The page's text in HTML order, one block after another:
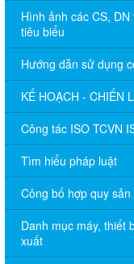
Hình ảnh các CS,
tiêu biểu
Hướng dẫn sử dụng
KẾ HOẠCH - CHIẾN
Công tác ISO TCVN
Tìm hiểu pháp luật
Công bố hợp quy
Danh mục máy, thiết
xuất